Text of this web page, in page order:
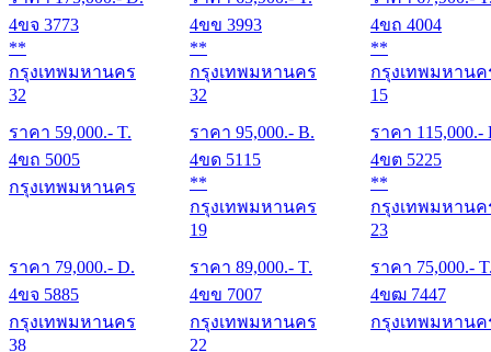
4ขจ 3773
**
กรุงเทพมหานคร
32
ราคา 59,000.- T.
4ขข 3993
**
กรุงเทพมหานคร
32
ราคา 95,000.- B.
4ขถ 4004
**
กรุงเทพมหานค
15
ราคา 115,000.-
4ขถ 5005
กรุงเทพมหานคร
ราคา 79,000.- D.
4ขด 5115
**
กรุงเทพมหานคร
19
ราคา 89,000.- T.
4ขต 5225
**
กรุงเทพมหานค
23
ราคา 75,000.-
4ขจ 5885
กรุงเทพมหานคร
38
4ขข 7007
กรุงเทพมหานคร
22
4ขฒ 7447
กรุงเทพมหานค